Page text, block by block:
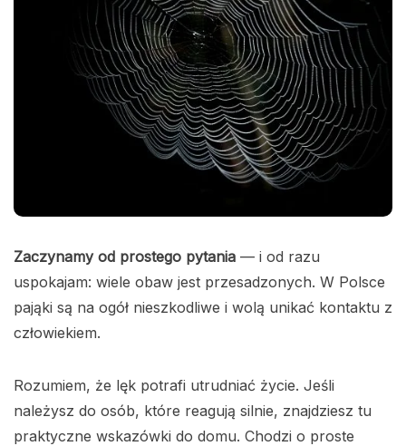
Zaczynamy od prostego pytania — i od razu
uspokajam: wiele obaw jest przesadzonych. W Polsce
pająki są na ogół nieszkodliwe i wolą unikać kontaktu z
człowiekiem.
Rozumiem, że lęk potrafi utrudniać życie. Jeśli
należysz do osób, które reagują silnie, znajdziesz tu
praktyczne wskazówki do domu. Chodzi o proste